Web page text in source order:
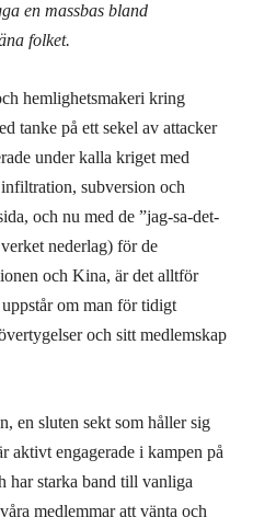
en massbas bland
folket.
hemlighetsmakeri kring
tanke på ett sekel av attacker
under kalla kriget med
subversion och
och nu med de ”jag-sa-det-
nederlag) för de
och Kina, är det alltför
om man för tidigt
och sitt medlemskap
en sluten sekt som håller sig
aktivt engagerade i kampen på
har starka band till vanliga
medlemmar att vänta och